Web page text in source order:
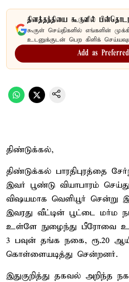
தினத்தந்தியை கூகுளில்
கூகுள் செய்திகளில் எங்களின்
உடனுக்குடன் பெற கிளிக்
Add as
திண்டுக்கல்,
திண்டுக்கல் பாரதிபுரத்தை
இவர் பூண்டு வியாபாரம் செய்து
விஷயமாக வெளியூர் சென்று
இவரது வீட்டின் பூட்டை மர்ம
உள்ளே நுழைந்து பீரோவை
3 பவுன் தங்க நகை, ரூ.20
கொள்ளையடித்து சென்றனர்.
இதுகுறித்து தகவல் அறிந்த